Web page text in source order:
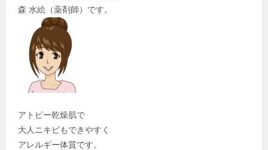
森 水絵（薬剤師）です。
アトピー乾燥肌で
大人ニキビもできやすく
アレルギー体質です。